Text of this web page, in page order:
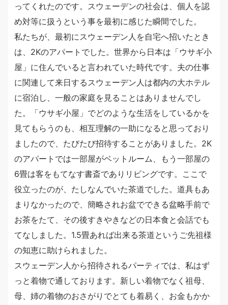
ってくれたのです。スウェーデンの社会は、個人を認
め対等に扱うという事を最初に感じた瞬間でした。
私たちが、最初にスウェーデン人を自宅へ招いたとき
は、2Kのアパートでした。世界から日本は「ウサギ小
屋」に住んでいると言われていた時代です。夫の仕事
に関連して来日するスウェーデン人は都内の大ホテル
に宿泊し、一般の家庭を見ることはありませんでし
た。「ウサギ小屋」でどのような生活をしているかを
見てもらうのも、相互理解の一助になると思っており
ましたので、たびたび招待することがありました。2K
のアパートでは一部屋がベットルーム、もう一部屋の
6畳は客をもてなす書斎でありリビングです。ここで
役立ったのが、たしなんでいた茶道でした。道具もあ
まりなかったので、簡略されお盆でできる盆略手前で
お茶をたて、その後すきやきなどの日本食と会話でも
てなしました。1.5畳あれば出来る茶道というご先祖様
の知恵に助けられました。
スウェーデン人から招待されるパーティでは、私はず
っと着物で通しております。新しい着物でなく祖母、
母、姉の着物のおさがりでとても着易く、お金もかか